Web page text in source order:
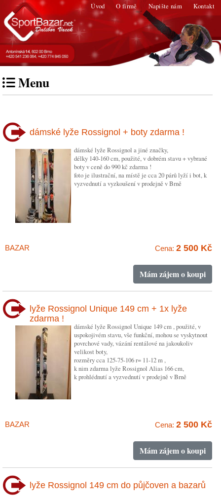
Úvod O firmě Napište nám Kontakt
Menu
dámské lyže Rossignol + boty zdarma !
dámské lyže Rossignol a jiné značky,
délky 140-160 cm, použité, v dobrém stavu + vybrané
boty v ceně do 990 kč zdarma !
foto je ilustrační, na místě je cca 20 párů lyží i bot, k
vyzvednutí a vyzkoušení v prodejně v Brně
BAZAR Cena: 2 500 Kč
Mám zájem o koupi
lyže Rossignol Unique 149 cm + 1x lyže
zdarma !
dámské lyže Rossignol Unique 149 cm , použité, v
uspokojivém stavu, vše funkční, mohou se vyskytnout
povrchové vady, vázání rentálové na jakoukoliv
velikost boty,
rozměry cca 125-75-106 r= 11-12 m ,
k nim zdarma lyže Rossignol Alias 166 cm,
k prohlédnutí a vyzvednutí v prodejně v Brně
BAZAR Cena: 2 500 Kč
Mám zájem o koupi
lyže Rossignol 149 cm do půjčoven a bazarů